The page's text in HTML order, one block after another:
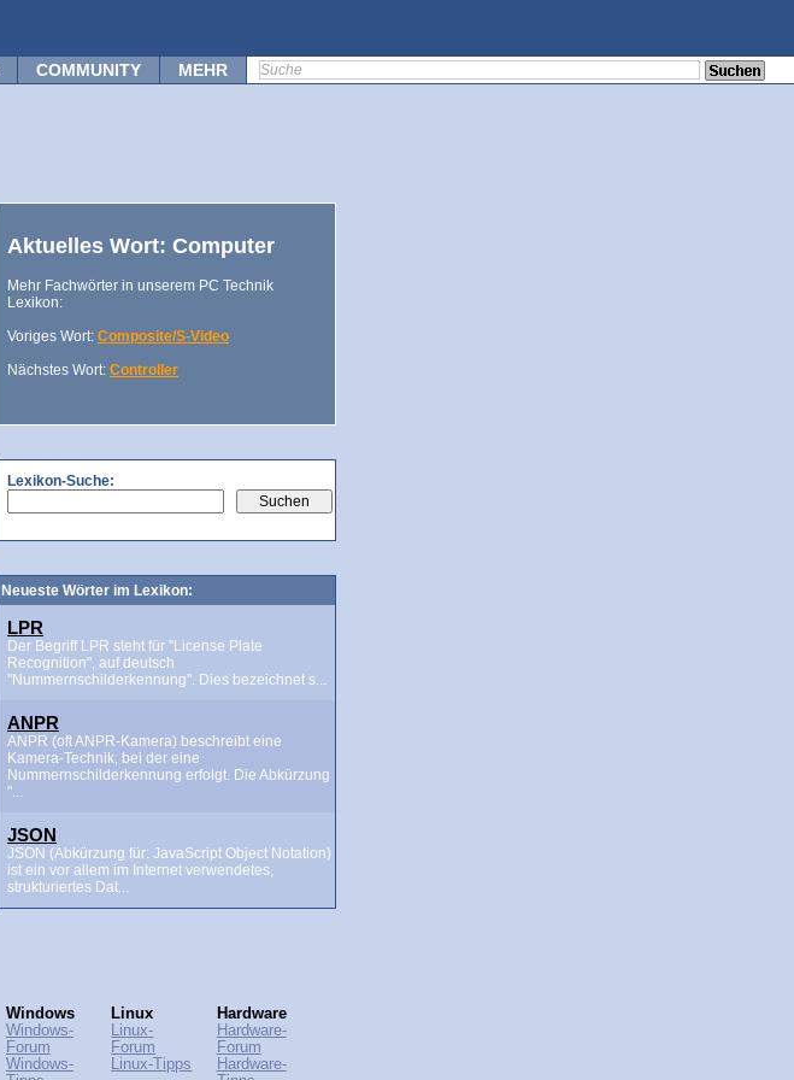
COMMUNITY MEHR
Aktuelles Wort: Computer
Mehr Fachwörter in unserem PC Technik
Lexikon:
Voriges Wort: Composite/S-Video
Nächstes Wort: Controller
Lexikon-Suche:
Neueste Wörter im Lexikon:
LPR
Der Begriff LPR steht für "License Plate
Recognition", auf deutsch
"Nummernschilderkennung". Dies bezeichnet s...
ANPR
ANPR (oft ANPR-Kamera) beschreibt eine
Kamera-Technik, bei der eine
Nummernschilderkennung erfolgt. Die Abkürzung
"...
JSON
JSON (Abkürzung für: JavaScript Object Notation)
ist ein vor allem im Internet verwendetes,
strukturiertes Dat...
Windows
Windows-
Forum
Windows-
Linux
Linux-
Forum
Linux-Tipps
Hardware
Hardware-
Forum
Hardware-